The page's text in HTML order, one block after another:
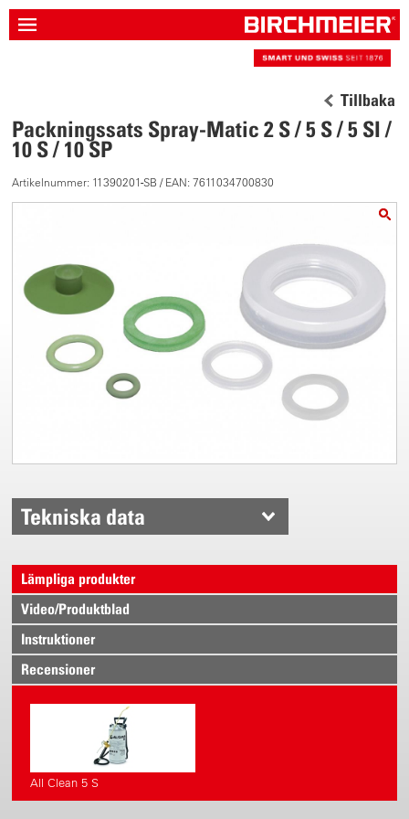
Tillbaka
Packningssats Spray-Matic 2 S / 5 S / 5 SI /
10 S / 10 SP
Artikelnummer: 11390201-SB / EAN: 7611034700830
Tekniska data
Lämpliga produkter
Video/Produktblad
Instruktioner
Recensioner
All Clean 5 S